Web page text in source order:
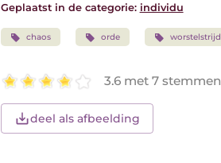
Geplaatst in de categorie: individu
chaos orde worstelstrijd
3.6 met 7 stemmen
deel als afbeelding